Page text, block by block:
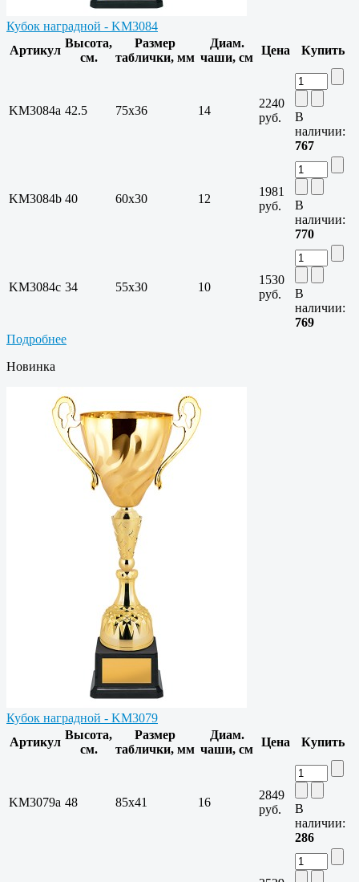
Кубок наградной - KM3084
Артикул
Высота,
см.
Размер
таблички, мм
Диам.
чаши, см
Цена Купить
KM3084a 42.5 75х36 14
2240
руб.
В
наличии:
767
KM3084b 40 60х30 12
1981
руб.
В
наличии:
770
KM3084c 34 55х30 10
1530
руб.
В
наличии:
769
Подробнее
Новинка
Кубок наградной - KM3079
Артикул
Высота,
см.
Размер
таблички, мм
Диам.
чаши, см
Цена Купить
KM3079a 48 85х41 16
2849
руб.
В
наличии:
286